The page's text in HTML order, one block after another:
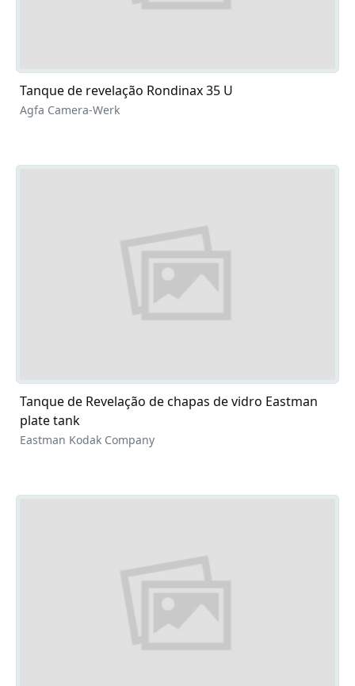
Tanque de revelação Rondinax 35 U
Agfa Camera-Werk
Tanque de Revelação de chapas de vidro Eastman
plate tank
Eastman Kodak Company